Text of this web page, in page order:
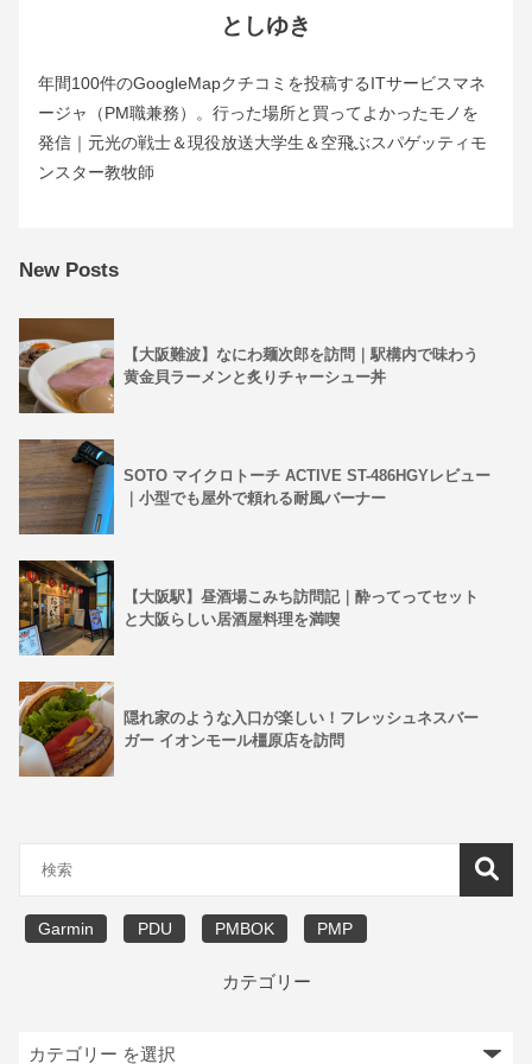
としゆき
年間100件のGoogleMapクチコミを投稿するITサービスマネ
ージャ（PM職兼務）。行った場所と買ってよかったモノを
発信｜元光の戦士＆現役放送大学生＆空飛ぶスパゲッティモ
ンスター教牧師
New Posts
【大阪難波】なにわ麺次郎を訪問｜駅構内で味わう
黄金貝ラーメンと炙りチャーシュー丼
SOTO マイクロトーチ ACTIVE ST-486HGYレビュー
｜小型でも屋外で頼れる耐風バーナー
【大阪駅】昼酒場こみち訪問記｜酔ってってセット
と大阪らしい居酒屋料理を満喫
隠れ家のような入口が楽しい！フレッシュネスバー
ガー イオンモール橿原店を訪問
Garmin PDU PMBOK PMP
カテゴリー